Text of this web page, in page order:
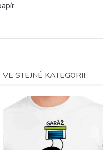
STEJNÉ KATEGORII: